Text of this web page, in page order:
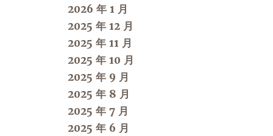
2026 年 1 月
2025 年 12 月
2025 年 11 月
2025 年 10 月
2025 年 9 月
2025 年 8 月
2025 年 7 月
2025 年 6 月